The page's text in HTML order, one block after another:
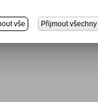
vše Přijmout